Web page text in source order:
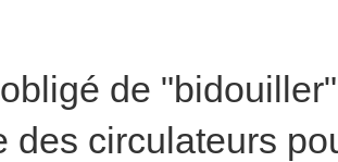
de
des circulateurs